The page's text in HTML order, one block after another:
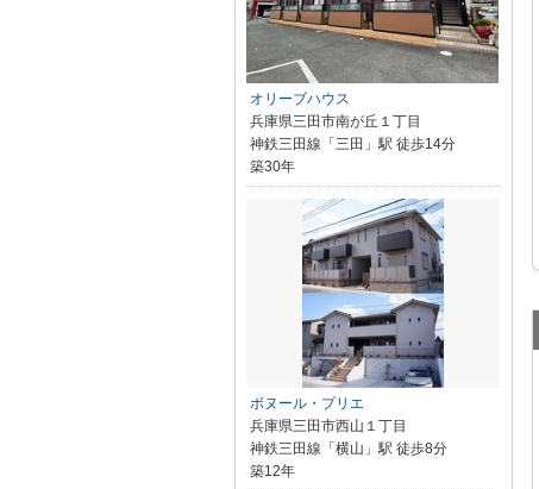
オリーブハウス
兵庫県三田市南が丘１丁目
神鉄三田線「三田」駅 徒歩14分
築30年
ボヌール・プリエ
兵庫県三田市西山１丁目
神鉄三田線「横山」駅 徒歩8分
築12年